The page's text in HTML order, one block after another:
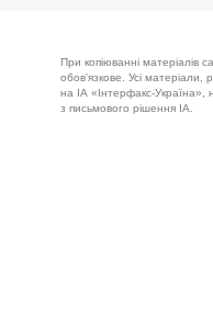
При копіюванні матеріалів
обов'язкове. Усі матеріали,
на ІА «Інтерфакс-Україна»,
з письмового рішення ІА.